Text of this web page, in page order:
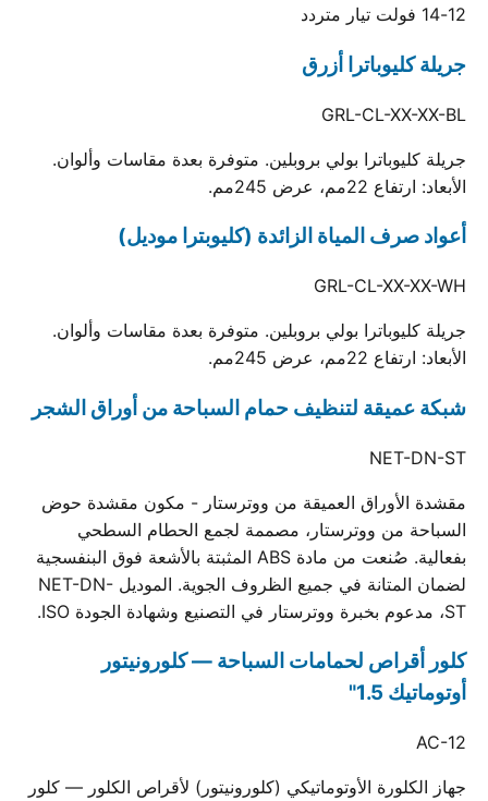
12-14 فولت تيار متردد
جريلة كليوباترا أزرق
GRL-CL-XX-XX-BL
جريلة كليوباترا بولي بروبلين. متوفرة بعدة مقاسات وألوان.
الأبعاد: ارتفاع 22مم، عرض 245مم.
أعواد صرف المياة الزائدة (كليوبترا موديل)
GRL-CL-XX-XX-WH
جريلة كليوباترا بولي بروبلين. متوفرة بعدة مقاسات وألوان.
الأبعاد: ارتفاع 22مم، عرض 245مم.
شبكة عميقة لتنظيف حمام السباحة من أوراق الشجر
NET-DN-ST
مقشدة الأوراق العميقة من ووترستار - مكون مقشدة حوض
السباحة من ووترستار، مصممة لجمع الحطام السطحي
بفعالية. صُنعت من مادة ABS المثبتة بالأشعة فوق البنفسجية
لضمان المتانة في جميع الظروف الجوية. الموديل NET-DN-
ST، مدعوم بخبرة ووترستار في التصنيع وشهادة الجودة ISO.
كلور أقراص لحمامات السباحة — كلورونيتور
أوتوماتيك 1.5"
AC-12
جهاز الكلورة الأوتوماتيكي (كلورونيتور) لأقراص الكلور — كلور